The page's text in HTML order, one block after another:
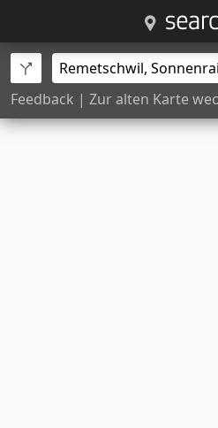
Feedback | Zur alten Karte